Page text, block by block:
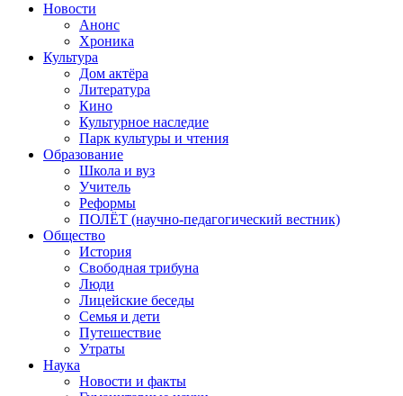
Новости
Анонс
Хроника
Культура
Дом актёра
Литература
Кино
Культурное наследие
Парк культуры и чтения
Образование
Школа и вуз
Учитель
Реформы
ПОЛЁТ (научно-педагогический вестник)
Общество
История
Свободная трибуна
Люди
Лицейские беседы
Семья и дети
Путешествие
Утраты
Наука
Новости и факты